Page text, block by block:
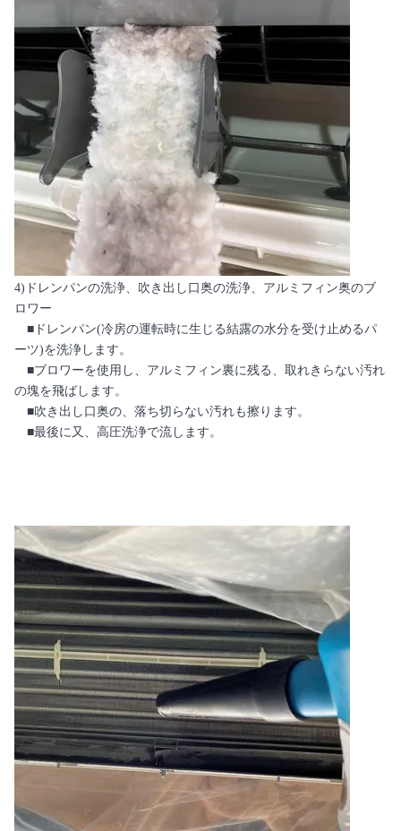
4)ドレンパンの洗浄、吹き出し口奥の洗浄、アルミフィン奥のブ
ロワー
■ドレンパン(冷房の運転時に生じる結露の水分を受け止めるパ
ーツ)を洗浄します。
■ブロワーを使用し、アルミフィン裏に残る、取れきらない汚れ
の塊を飛ばします。
■吹き出し口奥の、落ち切らない汚れも擦ります。
■最後に又、高圧洗浄で流します。